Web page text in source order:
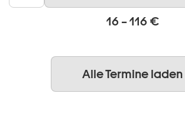
16 – 116 €
Alle Termine laden